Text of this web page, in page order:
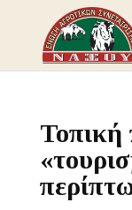
Τοπική